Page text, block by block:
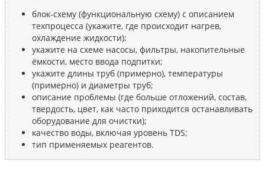
блок-схему (функциональную схему) с описанием
техпроцесса (укажите, где происходит нагрев,
охлаждение жидкости);
укажите на схеме насосы, фильтры, накопительные
ёмкости, место ввода подпитки;
укажите длины труб (примерно), температуры
(примерно) и диаметры труб;
описание проблемы (где больше отложений, состав,
твердость, цвет, как часто приходится останавливать
оборудование для очистки);
качество воды, включая уровень TDS;
тип применяемых реагентов.